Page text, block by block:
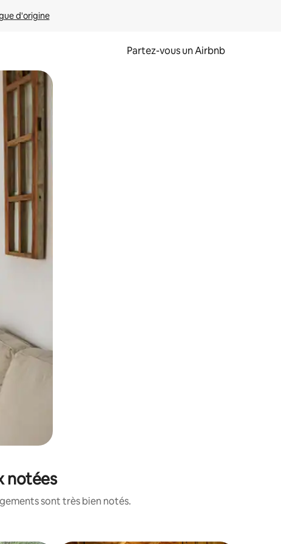
d'origine
Partez-vous un Airbnb
et en les faisant glisser.
notées
sont très bien notés.